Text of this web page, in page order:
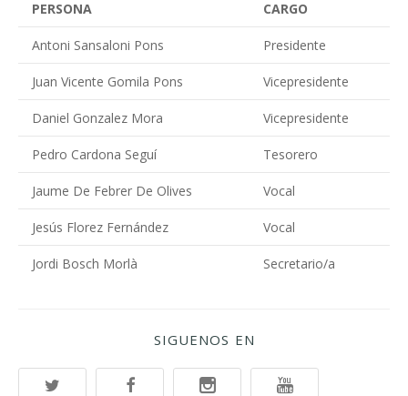
PERSONA CARGO
Antoni Sansaloni Pons Presidente
Juan Vicente Gomila Pons Vicepresidente
Daniel Gonzalez Mora Vicepresidente
Pedro Cardona Seguí Tesorero
Jaume De Febrer De Olives Vocal
Jesús Florez Fernández Vocal
Jordi Bosch Morlà Secretario/a
SIGUENOS EN